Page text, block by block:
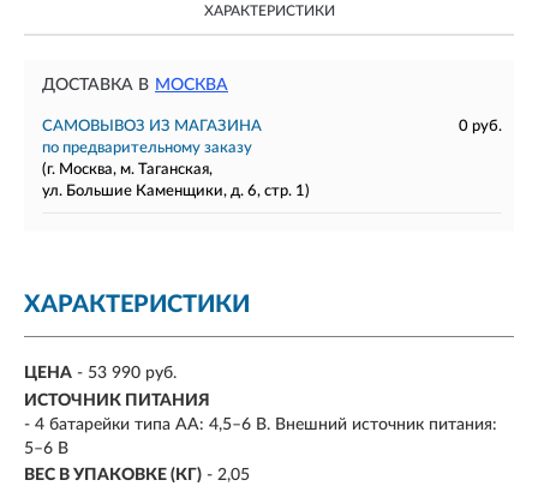
ХАРАКТЕРИСТИКИ
ДОСТАВКА В МОСКВА
САМОВЫВОЗ ИЗ МАГАЗИНА
0 руб.
по предварительному заказу
(г. Москва, м. Таганская,
ул. Большие Каменщики, д. 6, стр. 1)
ХАРАКТЕРИСТИКИ
ЦЕНА - 53 990 руб.
ИСТОЧНИК ПИТАНИЯ
- 4 батарейки типа AA: 4,5–6 В. Внешний источник питания:
5–6 В
ВЕС В УПАКОВКЕ (КГ) - 2,05